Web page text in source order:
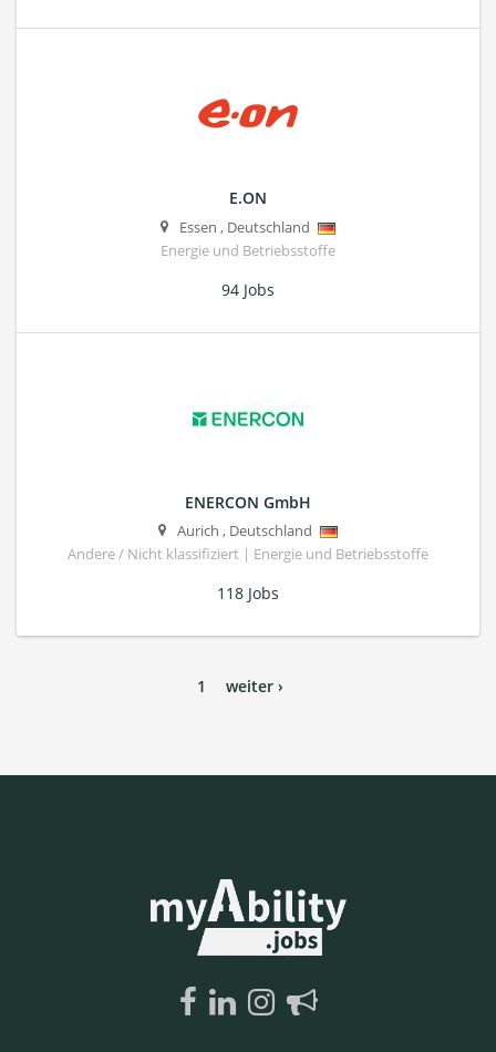
E.ON
Essen , Deutschland
Energie und Betriebsstoffe
94 Jobs
ENERCON GmbH
Aurich , Deutschland
Andere / Nicht klassifiziert | Energie und Betriebsstoffe
118 Jobs
1 weiter ›